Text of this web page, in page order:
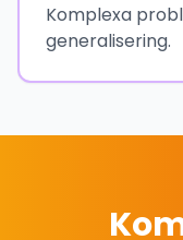
Komplexa
generalisering.